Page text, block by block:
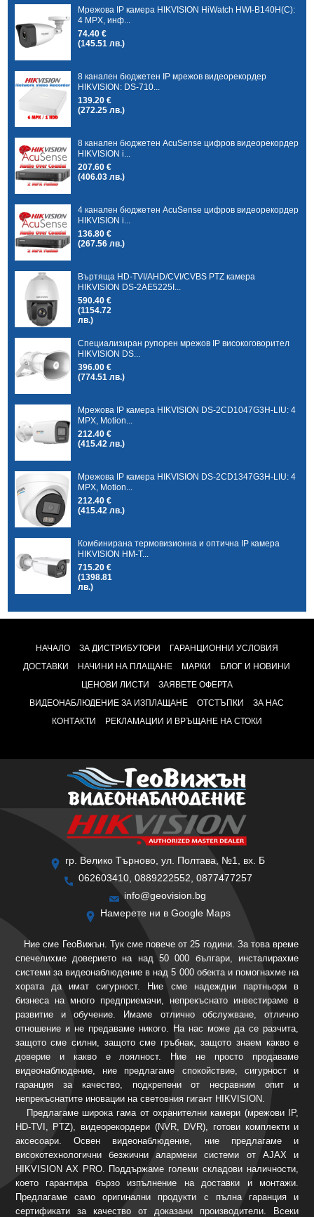
Мрежова IP камера HIKVISION HiWatch HWI-B140H(C):
4 MPX, инф...
74.40 €
(145.51 лв.)
8 канален бюджетен IP мрежов видеорекордер
HIKVISION: DS-710...
139.20 €
(272.25 лв.)
8 канален бюджетен AcuSense цифров видеорекордер
HIKVISION i...
207.60 €
(406.03 лв.)
4 канален бюджетен AcuSense цифров видеорекордер
HIKVISION i...
136.80 €
(267.56 лв.)
Въртяща HD-TVI/AHD/CVI/CVBS PTZ камера
HIKVISION DS-2AE5225I...
590.40 €
(1154.72
лв.)
Специализиран рупорен мрежов IP високоговорител
HIKVISION DS...
396.00 €
(774.51 лв.)
Мрежова IP камера HIKVISION DS-2CD1047G3H-LIU: 4
MPX, Motion...
212.40 €
(415.42 лв.)
Мрежова IP камера HIKVISION DS-2CD1347G3H-LIU: 4
MPX, Motion...
212.40 €
(415.42 лв.)
Комбинирана термовизионна и оптична IP камера
HIKVISION HM-T...
715.20 €
(1398.81
лв.)
НАЧАЛО ЗА ДИСТРИБУТОРИ
ГАРАНЦИОННИ УСЛОВИЯ
ДОСТАВКИ
НАЧИНИ НА ПЛАЩАНЕ МАРКИ
БЛОГ И НОВИНИ
ЦЕНОВИ ЛИСТИ
ЗАЯВЕТЕ ОФЕРТА
ВИДЕОНАБЛЮДЕНИЕ ЗА ИЗПЛАЩАНЕ
ОТСТЪПКИ
ЗА НАС
КОНТАКТИ
РЕКЛАМАЦИИ И ВРЪЩАНЕ НА СТОКИ
гр. Велико Търново, ул. Полтава, №1, вх. Б
062603410, 0889222552, 0877477257
info@geovision.bg
Намерете ни в Google Maps
Ние сме ГеоВижън. Тук сме повече от 25 години. За това време
спечелихме доверието на над 50 000 българи, инсталирахме
системи за видеонаблюдение в над 5 000 обекта и помогнахме на
хората да имат сигурност. Ние сме надеждни партньори в
бизнеса на много предприемачи, непрекъснато инвестираме в
развитие и обучение. Имаме отлично обслужване, отлично
отношение и не предаваме никого. На нас може да се разчита,
защото сме силни, защото сме гръбнак, защото знаем какво е
доверие и какво е лоялност. Ние не просто продаваме
видеонаблюдение, ние предлагаме спокойствие, сигурност и
гаранция за качество, подкрепени от несравним опит и
непрекъснатите иновации на световния гигант HIKVISION.
Предлагаме широка гама от охранителни камери (мрежови IP,
HD-TVI, PTZ), видеорекордери (NVR, DVR), готови комплекти и
аксесоари. Освен видеонаблюдение, ние предлагаме и
високотехнологични безжични алармени системи от AJAX и
HIKVISION AX PRO. Поддържаме големи складови наличности,
което гарантира бързо изпълнение на доставки и монтажи.
Предлагаме само оригинални продукти с пълна гаранция и
сертификати за качество от доказани производители. Всеки